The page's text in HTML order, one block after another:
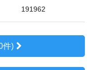
191962
件)